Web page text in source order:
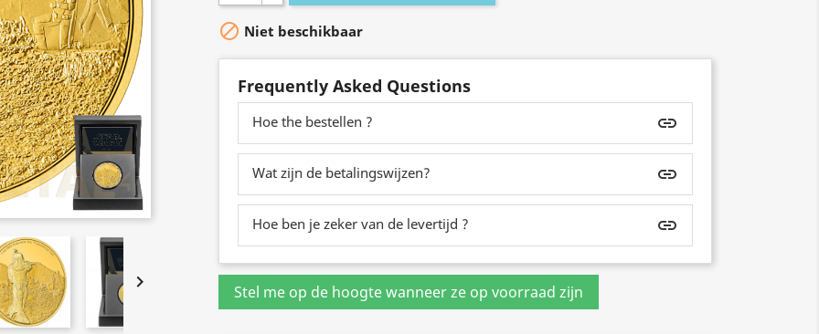

 Niet beschikbaar
Frequently Asked Questions
Hoe the bestellen ? insert_link
Wat zijn de betalingswijzen? insert_link
Hoe ben je zeker van de levertijd ? insert_link